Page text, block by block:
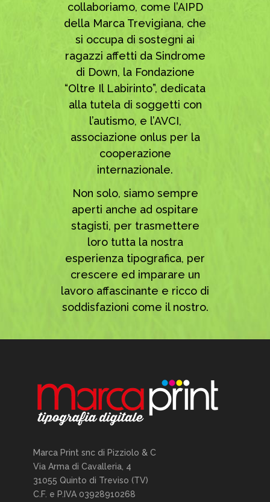
collaboriamo, come l’AIPD
della Marca Trevigiana, che
si occupa di sostegni ai
ragazzi affetti da Sindrome
di Down, la Fondazione
“Oltre Il Labirinto”, dedicata
alla tutela di soggetti con
l’autismo, e l’AVCI,
associazione onlus per la
cooperazione
internazionale.
Non solo, siamo sempre
aperti anche ad ospitare
stagisti, per trasmettere
loro tutta la nostra
esperienza tipografica, per
crescere ed imparare un
lavoro affascinante e ricco di
soddisfazioni come il nostro.
Marca Print snc di Pizziolo & C
Via Arma di Cavalleria, 4
31055 Quinto di Treviso (TV)
C.F. e P.IVA 03928910268